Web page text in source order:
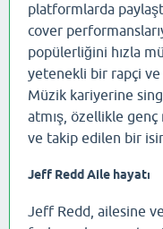
platformlarda
cover
popülerliğini hızla
yetenekli bir rapçi
Müzik kariyerine
atmış, özellikle genç
ve takip edilen bir
Jeff Redd Aile hayatı
Jeff Redd, ailesine